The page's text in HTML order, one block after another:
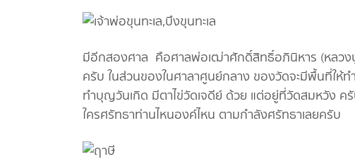
มีอีกสองศาล คือศาลพ่อเฒ่าศักดิ์สิทธิ์อภินิหาร (หลวง
ครับ ในส่วนของในศาลาศูนย์กลาง ของวัดจะมีพื้นที่ใ
ทำบุญวันเกิด มีตาไข่วัดเจดีย์ ด้วย แต่อยู่ที่วัดสมหวัง ค
ใครศรัทธาท่านไหนองค์ไหน ตามกำลังศรัทธาเลยครับ